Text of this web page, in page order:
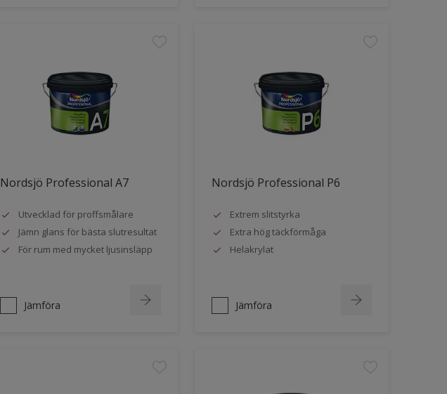
Nordsjö Professional A7
Utvecklad för proffsmålare
Jämn glans för bästa slutresultat
För rum med mycket ljusinsläpp
Jämföra
Nordsjö Professional P6
Extrem slitstyrka
Extra hög täckförmåga
Helakrylat
Jämföra